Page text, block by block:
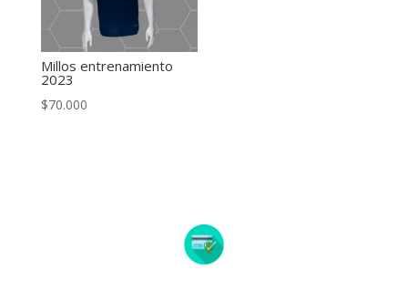
Millos entrenamiento
2023
$70.000